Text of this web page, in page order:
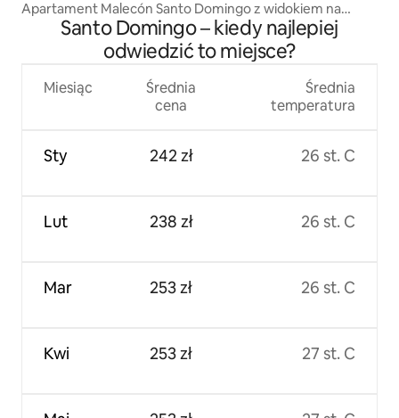
Apartament Malecón Santo Domingo z widokiem na
morze – zasilanie awaryjne 24/7
Santo Domingo – kiedy najlepiej
odwiedzić to miejsce?
Miesiąc
Sty
Lut
Mar
Kwi
Średnia
cena
242 zł
238 zł
253 zł
253 zł
Średnia
temperatura
26 st. C
26 st. C
26 st. C
27 st. C